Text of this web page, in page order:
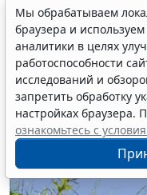
В РФ
сельского
7 августа 2026 16:18
Мы обрабатываем
браузера и
аналитики в целях
работоспособности
исследований и
запретить обработку
настройках браузера.
ознакомьтесь с